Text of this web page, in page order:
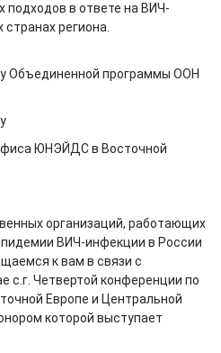
в ответе на ВИЧ-
региона.
Объединенной программы ООН
ЮНЭЙДС в Восточной
организаций, работающих
ВИЧ-инфекции в России
к вам в связи с
с.г. Четвертой конференции по
Европе и Центральной
которой выступает